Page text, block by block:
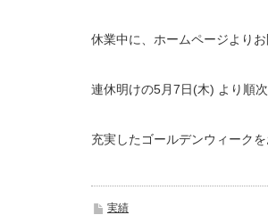
休業中に、ホームページより
連休明けの5月7日(木) より順
充実したゴールデンウィークを
実績